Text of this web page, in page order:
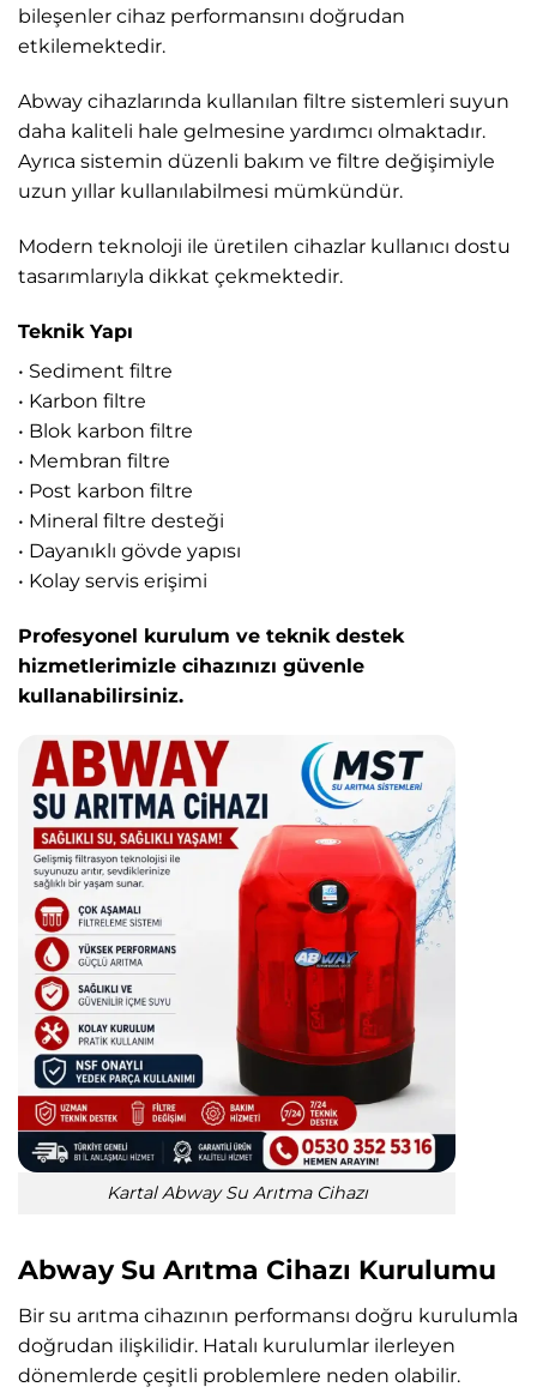
bileşenler cihaz performansını doğrudan
etkilemektedir.
Abway cihazlarında kullanılan filtre sistemleri suyun
daha kaliteli hale gelmesine yardımcı olmaktadır.
Ayrıca sistemin düzenli bakım ve filtre değişimiyle
uzun yıllar kullanılabilmesi mümkündür.
Modern teknoloji ile üretilen cihazlar kullanıcı dostu
tasarımlarıyla dikkat çekmektedir.
Teknik Yapı
• Sediment filtre
• Karbon filtre
• Blok karbon filtre
• Membran filtre
• Post karbon filtre
• Mineral filtre desteği
• Dayanıklı gövde yapısı
• Kolay servis erişimi
Profesyonel kurulum ve teknik destek
hizmetlerimizle cihazınızı güvenle
kullanabilirsiniz.
Kartal Abway Su Arıtma Cihazı
Abway Su Arıtma Cihazı Kurulumu
Bir su arıtma cihazının performansı doğru kurulumla
doğrudan ilişkilidir. Hatalı kurulumlar ilerleyen
dönemlerde çeşitli problemlere neden olabilir.